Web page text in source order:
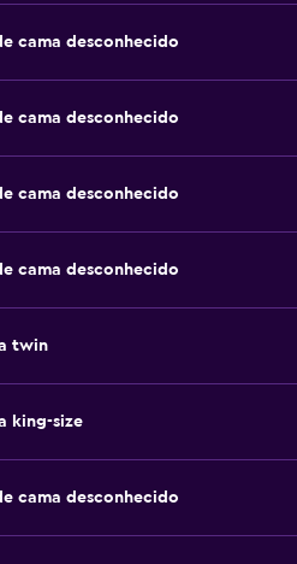
cama desconhecido
cama desconhecido
cama desconhecido
cama desconhecido
twin
king-size
cama desconhecido